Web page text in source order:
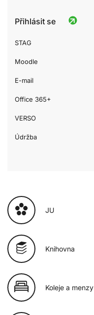
Přihlásit se
STAG
Moodle
E-mail
Office 365+
VERSO
Údržba
JU
Knihovna
Koleje a menzy